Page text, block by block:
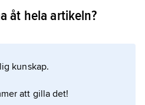
per fyle. Trittyerna
(se
åt hela artikeln?
kunskap.
att gilla det!